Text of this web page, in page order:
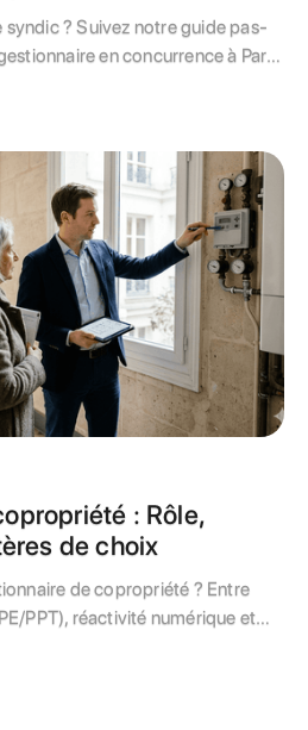
? Suivez notre guide pas-
en concurrence à Paris
: Rôle,
de choix
de copropriété ? Entre
PPT), réactivité numérique et
syndic.